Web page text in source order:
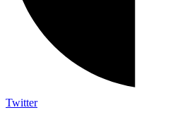
Twitter